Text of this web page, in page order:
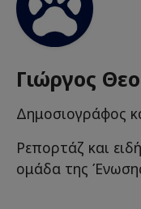
Γιώργος
Δημοσιογράφος
Ρεπορτάζ και
ομάδα της